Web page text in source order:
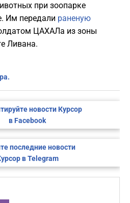
при зоопарке
Им передали раненую
ЦАХАЛа из зоны
Ливана.
новости Курсор
в Facebook
последние новости
в Telegram